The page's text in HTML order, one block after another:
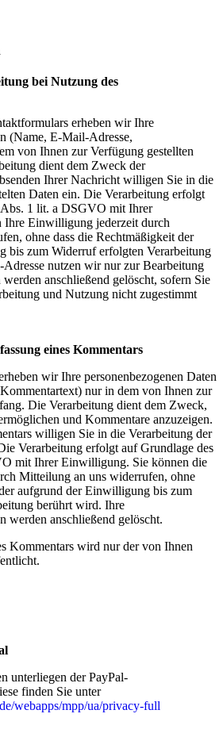
bei Nutzung des
erheben wir Ihre
(Name, E-Mail-Adresse,
von Ihnen zur Verfügung gestellten
dient dem Zweck der
Ihrer Nachricht willigen Sie in die
Daten ein. Die Verarbeitung erfolgt
1 lit. a DSGVO mit Ihrer
Einwilligung jederzeit durch
ohne dass die Rechtmäßigkeit der
bis zum Widerruf erfolgten Verarbeitung
nutzen wir nur zur Bearbeitung
anschließend gelöscht, sofern Sie
und Nutzung nicht zugestimmt
eines Kommentars
wir Ihre personenbezogenen Daten
nur in dem von Ihnen zur
Die Verarbeitung dient dem Zweck,
und Kommentare anzuzeigen.
willigen Sie in die Verarbeitung der
Verarbeitung erfolgt auf Grundlage des
mit Ihrer Einwilligung. Sie können die
Mitteilung an uns widerrufen, ohne
aufgrund der Einwilligung bis zum
berührt wird. Ihre
werden anschließend gelöscht.
Kommentars wird nur der von Ihnen
unterliegen der PayPal-
finden Sie unter
webapps/mpp/ua/privacy-full